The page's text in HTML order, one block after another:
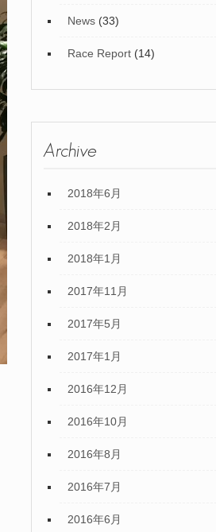
News (33)
Race Report (14)
Archive
2018年6月
2018年2月
2018年1月
2017年11月
2017年5月
2017年1月
2016年12月
2016年10月
2016年8月
2016年7月
2016年6月